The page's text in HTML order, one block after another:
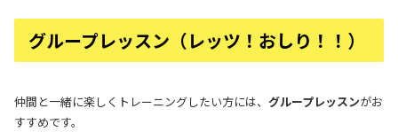
グループレッスン（レッツ！おしり！！）
仲間と一緒に楽しくトレーニングしたい方には、 グループレッスンがお
すすめです。